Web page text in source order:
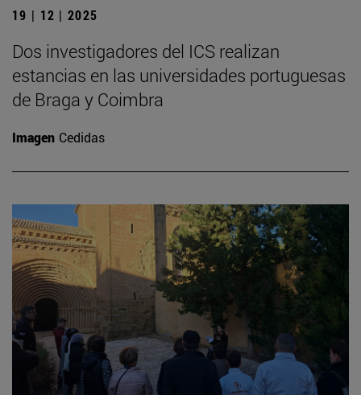
19 | 12 | 2025
Dos investigadores del ICS realizan
estancias en las universidades portuguesas
de Braga y Coimbra
Imagen Cedidas